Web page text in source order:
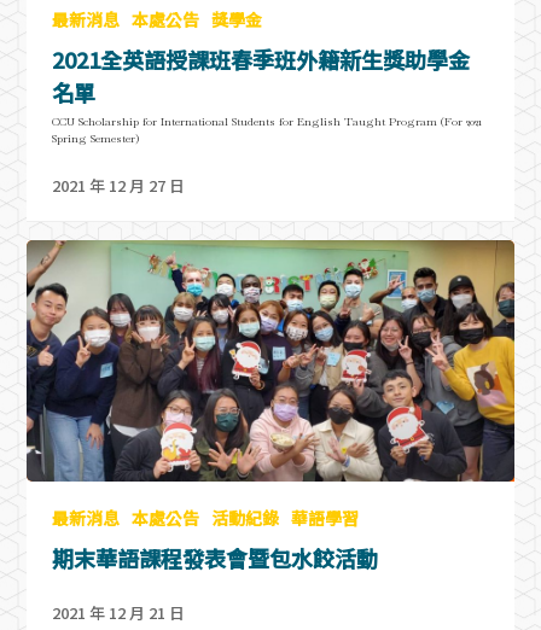
最新消息 本處公告 獎學金
2021全英語授課班春季班外籍新生獎助學金
名單
CCU Scholarship for International Students for English Taught Program (For 2021
Spring Semester)
2021 年 12 月 27 日
最新消息 本處公告 活動紀錄 華語學習
期末華語課程發表會暨包水餃活動
2021 年 12 月 21 日